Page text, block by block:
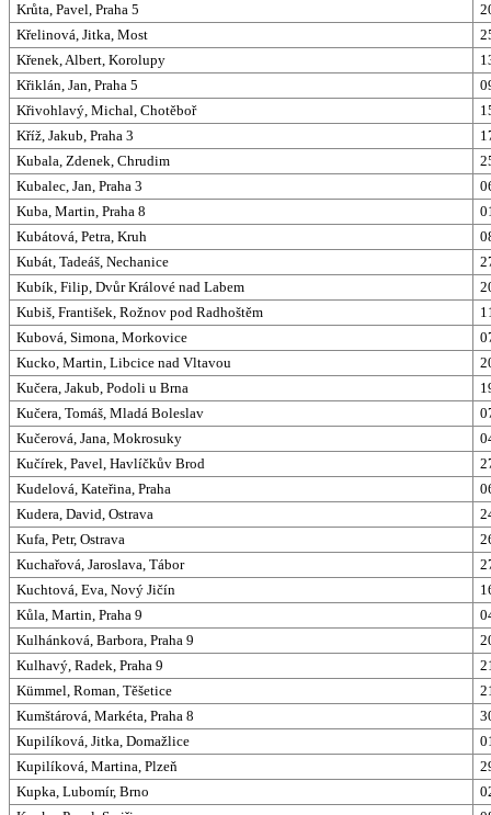
Krůta, Pavel, Praha 5
Křelinová, Jitka, Most
Křenek, Albert, Korolupy
Křiklán, Jan, Praha 5
Křivohlavý, Michal, Chotěboř
Kříž, Jakub, Praha 3
Kubala, Zdenek, Chrudim
Kubalec, Jan, Praha 3
Kuba, Martin, Praha 8
Kubátová, Petra, Kruh
Kubát, Tadeáš, Nechanice
Kubík, Filip, Dvůr Králové nad Labem
Kubiš, František, Rožnov pod Radhoštěm
Kubová, Simona, Morkovice
Kucko, Martin, Libcice nad Vltavou
Kučera, Jakub, Podoli u Brna
Kučera, Tomáš, Mladá Boleslav
Kučerová, Jana, Mokrosuky
Kučírek, Pavel, Havlíčkův Brod
Kudelová, Kateřina, Praha
Kudera, David, Ostrava
Kufa, Petr, Ostrava
Kuchařová, Jaroslava, Tábor
Kuchtová, Eva, Nový Jičín
Kůla, Martin, Praha 9
Kulhánková, Barbora, Praha 9
Kulhavý, Radek, Praha 9
Kümmel, Roman, Těšetice
Kumštárová, Markéta, Praha 8
Kupilíková, Jitka, Domažlice
Kupilíková, Martina, Plzeň
Kupka, Lubomír, Brno